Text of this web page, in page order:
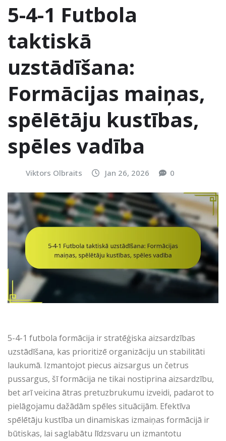
5-4-1 Futbola
taktiskā
uzstādīšana:
Formācijas maiņas,
spēlētāju kustības,
spēles vadība
Viktors Olbraits Jan 26, 2026 0
5-4-1 futbola formācija ir stratēģiska aizsardzības
uzstādīšana, kas prioritizē organizāciju un stabilitāti
laukumā. Izmantojot piecus aizsargus un četrus
pussargus, šī formācija ne tikai nostiprina aizsardzību,
bet arī veicina ātras pretuzbrukumu izveidi, padarot to
pielāgojamu dažādām spēles situācijām. Efektīva
spēlētāju kustība un dinamiskas izmaiņas formācijā ir
būtiskas, lai saglabātu līdzsvaru un izmantotu